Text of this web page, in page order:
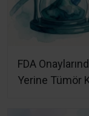
FDA
Yerine Tümör